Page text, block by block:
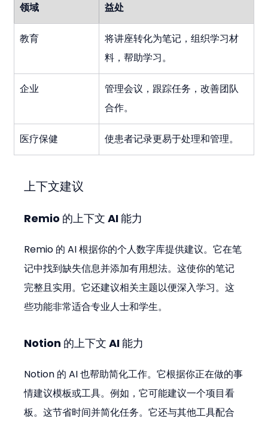
领域 益处
教育
将讲座转化为笔记，组织学习材
料，帮助学习。
企业
管理会议，跟踪任务，改善团队
合作。
医疗保健 使患者记录更易于处理和管理。
上下文建议
Remio 的上下文 AI 能力
Remio 的 AI 根据你的个人数字库提供建议。它在笔
记中找到缺失信息并添加有用想法。这使你的笔记
完整且实用。它还建议相关主题以便深入学习。这
些功能非常适合专业人士和学生。
Notion 的上下文 AI 能力
Notion 的 AI 也帮助简化工作。它根据你正在做的事
情建议模板或工具。例如，它可能建议一个项目看
板。这节省时间并简化任务。它还与其他工具配合